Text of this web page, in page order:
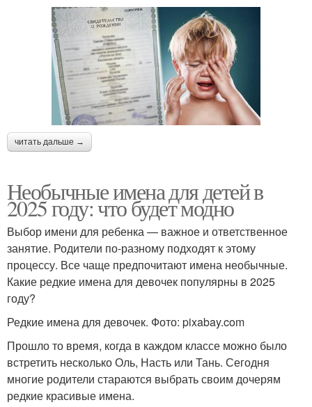
читать дальше →
Необычные имена для детей в
2025 году: что будет модно
Выбор имени для ребенка — важное и ответственное
занятие. Родители по-разному подходят к этому
процессу. Все чаще предпочитают имена необычные.
Какие редкие имена для девочек популярны в 2025
году?
Редкие имена для девочек. Фото: pixabay.com
Прошло то время, когда в каждом классе можно было
встретить несколько Оль, Насть или Тань. Сегодня
многие родители стараются выбрать своим дочерям
редкие красивые имена.